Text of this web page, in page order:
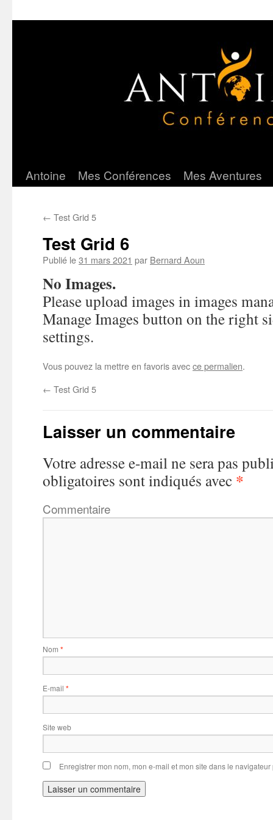
Aller
contenu
Antoine Mes Conférences Mes Aventures
← Test Grid 5
Test Grid 6
Publié le31 mars 2021 par Bernard Aoun
No Images.
Please upload images in images
Manage Images button on the right
settings.
Vous pouvez la mettre en favoris avecce permalien.
← Test Grid 5
Laisser un commentaire
Votre adresse e-mail ne sera pas
obligatoires sont indiqués avec *
Commentaire
Nom *
E-mail *
Site web
Enregistrer mon nom, mon e-mail et mon site dans le